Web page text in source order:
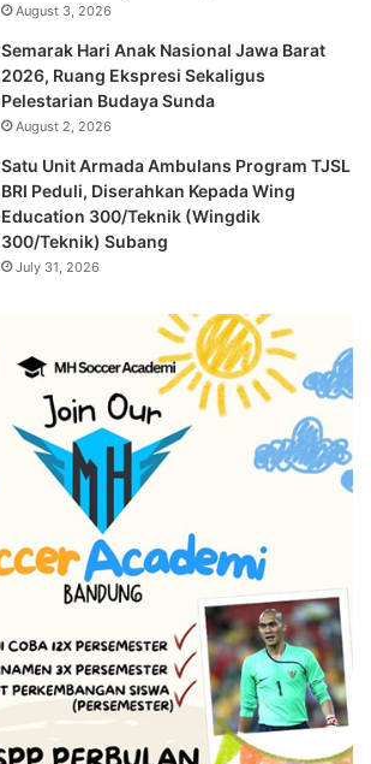
August 3, 2026
Semarak Hari Anak Nasional Jawa Barat
2026, Ruang Ekspresi Sekaligus
Pelestarian Budaya Sunda
August 2, 2026
Satu Unit Armada Ambulans Program TJSL
BRI Peduli, Diserahkan Kepada Wing
Education 300/Teknik (Wingdik
300/Teknik) Subang
July 31, 2026